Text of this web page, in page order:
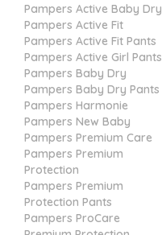
Pampers Active Baby Dry
Pampers Active Fit
Pampers Active Fit Pants
Pampers Active Girl Pants
Pampers Baby Dry
Pampers Baby Dry Pants
Pampers Harmonie
Pampers New Baby
Pampers Premium Care
Pampers Premium
Protection
Pampers Premium
Protection Pants
Pampers ProCare